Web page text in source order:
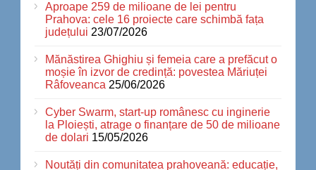
Aproape 259 de milioane de lei pentru
Prahova: cele 16 proiecte care schimbă fața
județului 23/07/2026
Mănăstirea Ghighiu și femeia care a prefăcut o
moșie în izvor de credință: povestea Măriuței
Râfoveanca 25/06/2026
Cyber Swarm, start-up românesc cu inginerie
la Ploiești, atrage o finanțare de 50 de milioane
de dolari 15/05/2026
Noutăți din comunitatea prahoveană: educație,